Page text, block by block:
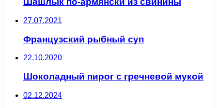
27.07.2021
Французский рыбный суп
22.10.2020
Шоколадный пирог с гречневой мукой
02.12.2024